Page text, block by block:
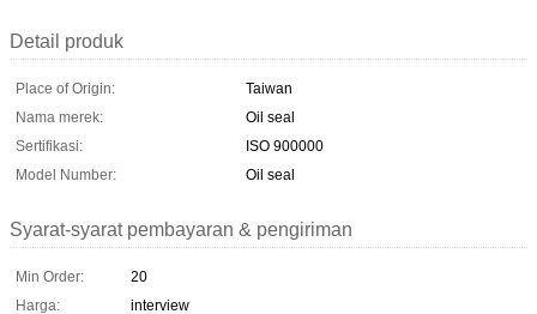
Detail produk
Place of Origin:
Taiwan
Nama merek:
Oil seal
Sertifikasi:
ISO 900000
Model Number:
Oil seal
Syarat-syarat pembayaran & pengiriman
Min Order:
20
Harga:
interview